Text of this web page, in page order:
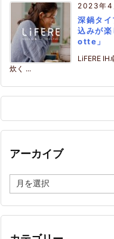
2023年4
深鍋タ
込みが
otte」
LiFERE IH
炊く ...
アーカイブ
ー
イ